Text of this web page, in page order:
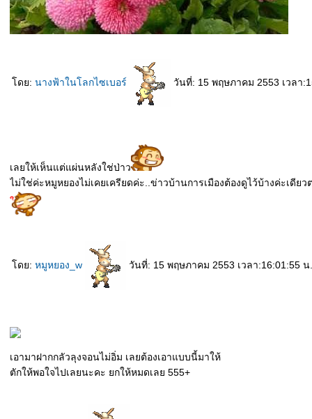
ดย: นางฟ้าในโลกไซเบอร์ วันที่: 15 พฤษภาคม 2553 เวลา
เลยให้เห็นแต่แผ่นหลังใช่ป่าว
ไม่ใช่ค่ะหมูหยองไม่เคยเครียดค่ะ..ข่าวบ้านการเมืองต้องดูไว้บ้างค่ะเดียว
ดย: หมูหยอง_w วันที่: 15 พฤษภาคม 2553 เวลา:16:01:55 น.
เอามาฝากกลัวลุงจอนไม่อิ่ม เลยต้องเอาแบบนี้มาให้
ตักให้พอใจไปเลยนะคะ ยกให้หมดเลย 555+